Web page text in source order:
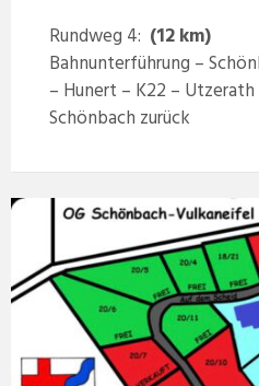
Rundweg 4: (12 km)
Bahnunterführung –
– Hunert – K22 –
Schönbach zurück